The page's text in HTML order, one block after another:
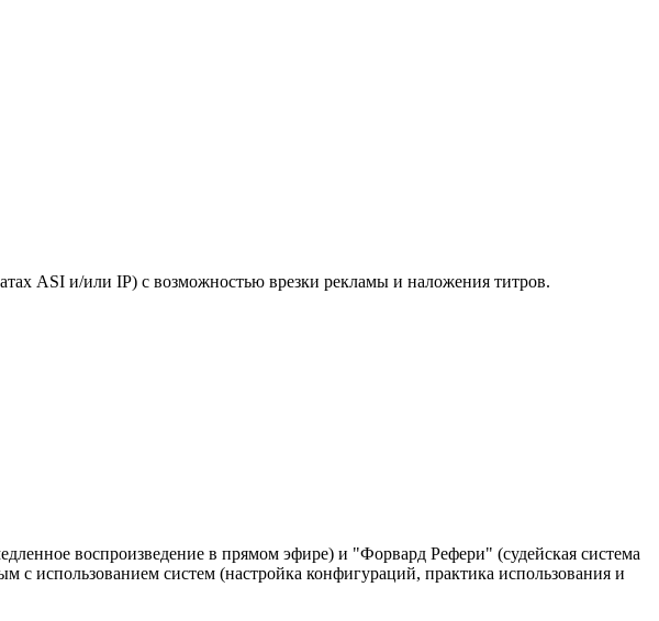
ASI и/или IP) с возможностью врезки рекламы и наложения титров.
воспроизведение в прямом эфире) и "Форвард Рефери" (судейская система
с использованием систем (настройка конфигураций, практика использования и